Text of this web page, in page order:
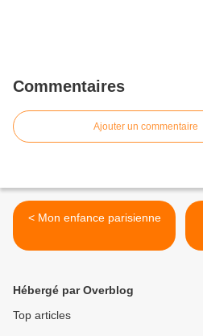
Commentaires
Ajouter un commentaire
< Mon enfance parisienne
Hébergé par Overblog
Top articles